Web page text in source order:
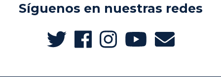
Síguenos en nuestras redes